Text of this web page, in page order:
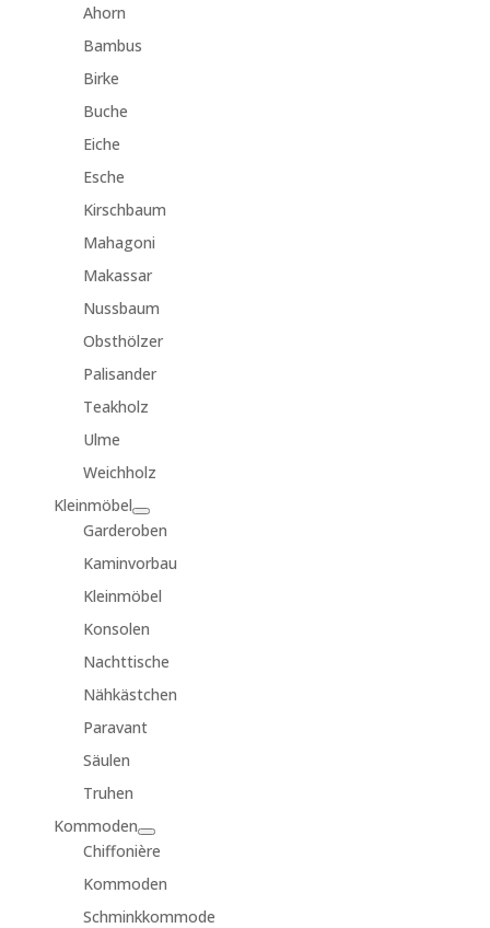
Ahorn
Bambus
Birke
Buche
Eiche
Esche
Kirschbaum
Mahagoni
Makassar
Nussbaum
Obsthölzer
Palisander
Teakholz
Ulme
Weichholz
Kleinmöbel
Garderoben
Kaminvorbau
Kleinmöbel
Konsolen
Nachttische
Nähkästchen
Paravant
Säulen
Truhen
Kommoden
Chiffonière
Kommoden
Schminkkommode